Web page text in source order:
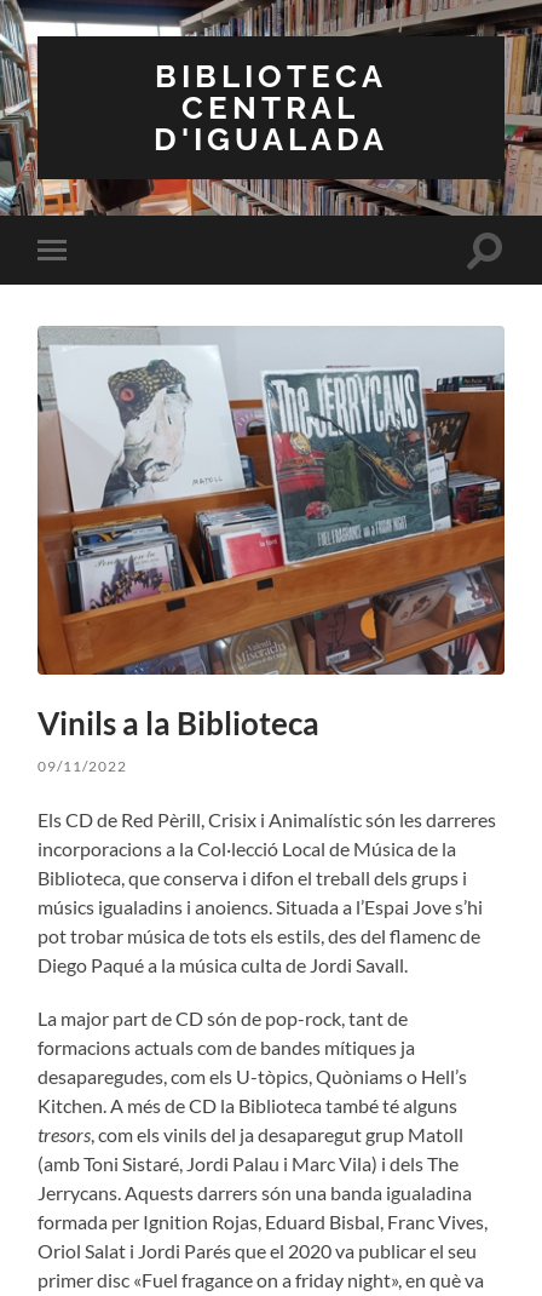
BIBLIOTECA
CENTRAL
D'IGUALADA
Toggle
mobile
Toggle
Vinils a la Biblioteca
09/11/2022
Els CD de Red Pèrill, Crisix i Animalístic són les darreres
incorporacions a la Col·lecció Local de Música de la
Biblioteca, que conserva i difon el treball dels grups i
músics igualadins i anoiencs. Situada a l’Espai Jove s’hi
pot trobar música de tots els estils, des del flamenc de
Diego Paqué a la música culta de Jordi Savall.
La major part de CD són de pop-rock, tant de
formacions actuals com de bandes mítiques ja
desaparegudes, com els U-tòpics, Quòniams o Hell’s
Kitchen. A més de CD la Biblioteca també té alguns
tresors , com els vinils del ja desaparegut grup Matoll
(amb Toni Sistaré, Jordi Palau i Marc Vila) i dels The
Jerrycans. Aquests darrers són una banda igualadina
formada per Ignition Rojas, Eduard Bisbal, Franc Vives,
Oriol Salat i Jordi Parés que el 2020 va publicar el seu
primer disc «Fuel fragance on a friday night», en què va